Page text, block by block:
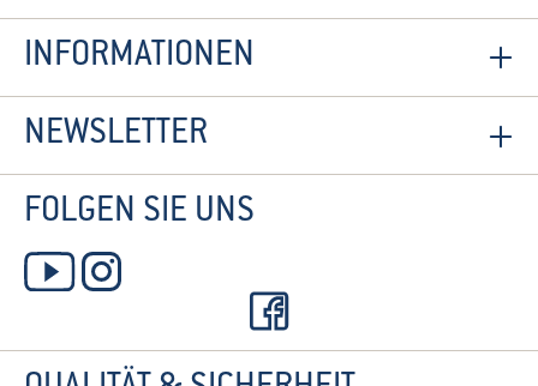
INFORMATIONEN
NEWSLETTER
FOLGEN SIE UNS